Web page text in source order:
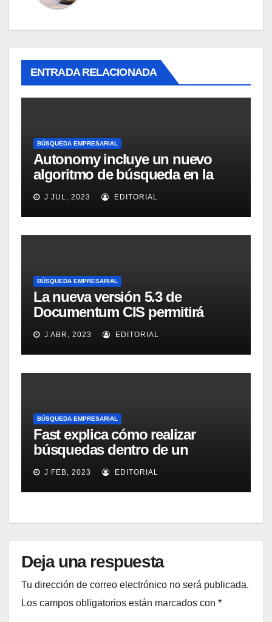
ENTRADA RELACIONADA
BÚSQUEDA EMPRESARIAL
Autonomy incluye un nuevo
algoritmo de búsqueda en la
versión 5.0 de IDOL
J JUL, 2023 EDITORIAL
BÚSQUEDA EMPRESARIAL
La nueva versión 5.3 de
Documentum CIS permitirá
distribuir las responsabilidades
de clasificación
J ABR, 2023 EDITORIAL
BÚSQUEDA EMPRESARIAL
Fast explica cómo realizar
búsquedas dentro de un
ambiente de datos
estructurados con su solución
de búsqueda empresarial
J FEB, 2023 EDITORIAL
Deja una respuesta
Tu dirección de correo electrónico no será publicada.
Los campos obligatorios están marcados con *